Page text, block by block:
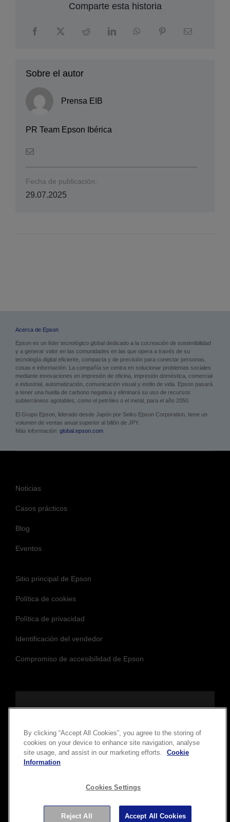
Comparte esta historia
Sobre el autor
Prensa EIB
PR Team Epson Ibérica
Fecha de publicación:
29.07.2025
Acerca de Epson
Epson es un líder tecnológico global dedicado a la cocreación de sostenibilidad
y a generar valor en las comunidades en las que opera a través de su
tecnología digital eficiente, compacta y de precisión para conectar personas,
cosas e información. La compañía se centra en solucionar problemas sociales
mediante innovaciones en impresión de oficina, impresión doméstica, comercial
e industrial, automatización, comunicación visual y estilo de vida. Epson pasará
a tener una huella de carbono negativa y eliminará su uso de recursos
subterráneos agotables, como el petróleo o el metal, para el año 2050.
El Grupo Epson, liderado desde Japón por Seiko Epson Corporation, tiene un
volumen de ventas anual superior al billón de JPY.
Más información: global.epson.com
Noticias
Casos prácticos
Blog
Eventos
Sitio principal de Epson
Política de cookies
Política de privacidad
Identificación del vendedor
Compromiso de accesibilidad de Epson
conectado
By clicking “Accept All Cookies”, you agree to the storing of
cookies on your device to enhance site navigation, analyse
site usage, and assist in our marketing efforts.
Cookie
Information
Cookies Settings
Reject All Accept All Cookies